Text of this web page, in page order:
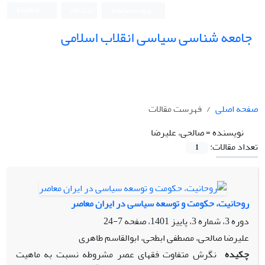
جامعه شناسی سیاسی انقلاب اسلامی
صفحه اصلی
فهرست مقالات
نویسنده =صالحی، علیرضا
تعداد مقالات:
1
روحانیت، حکومت و توسعه سیاسی در ایران معاصر
دوره 3، شماره 3، پاییز 1401، صفحه
7-24
علیرضا صالحی، مصطفی ابطحی، ابوالقاسم طاهری
چکیده نگرش متفاوت فقهای عصر مشروطه نسبت به ماهیت